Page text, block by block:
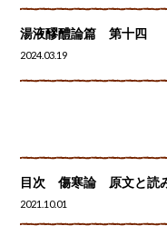
湯液醪醴論篇 第十四
2024.03.19
目次 傷寒論 原文と読
2021.10.01